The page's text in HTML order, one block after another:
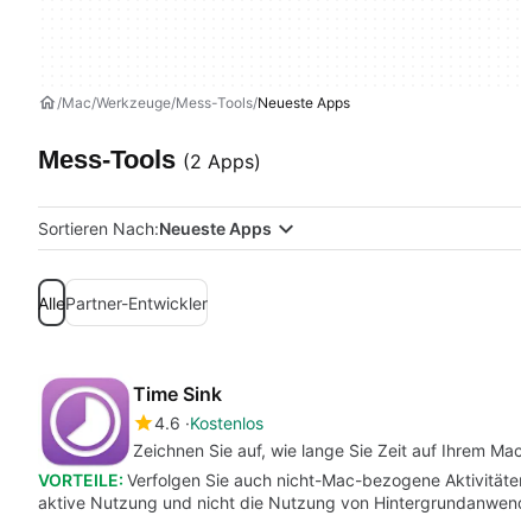
Mac Werkzeuge Mess-Tools Neueste Apps
Mess-Tools (2 Apps)
Sortieren Nach:Neueste Apps
AllePartner-Entwickler
Time Sink
4.6 Kostenlos
Zeichnen Sie auf, wie lange Sie Zeit auf Ihrem
VORTEILE: Verfolgen Sie auch nicht-Mac-bezogene
aktive Nutzung und nicht die Nutzung von